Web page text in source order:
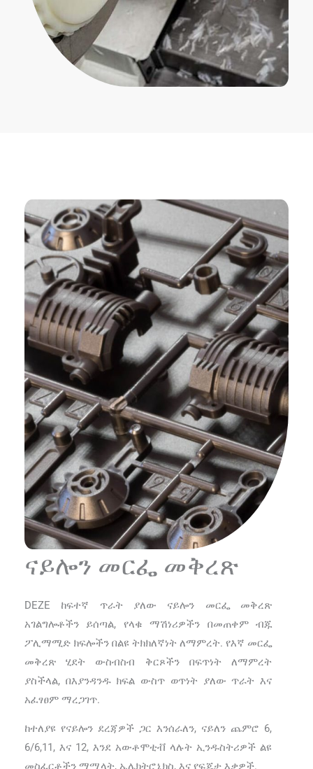
ናይሎን መርፌ መቅረጽ
DEZE ከፍተኛ ጥራት ያለው ናይሎን መርፌ መቅረጽ
አገልግሎቶችን ይሰጣል, የላቁ ማሽነሪዎችን በመጠቀም ብጁ
ፖሊማሚድ ክፍሎችን በልዩ ትክክለኛነት ለማምረት. የእኛ መርፌ
መቅረጽ ሂደት ውስብስብ ቅርጾችን በፍጥነት ለማምረት
ያስችላል, በእያንዳንዱ ክፍል ውስጥ ወጥነት ያለው ጥራት እና
አፈፃፀም ማረጋገጥ.
ከተለያዩ የናይሎን ደረጃዎች ጋር እንሰራለን, ናይለን ጨምሮ 6,
6/6,11, እና 12, እንደ አውቶሞቲቭ ላሉት ኢንዱስትሪዎች ልዩ
መስፈርቶችን ማሟላት, ኤሌክትሮኒክስ, እና የፍጆታ እቃዎች.